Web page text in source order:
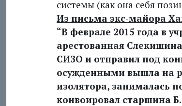
системы (как она себя
Из письма экс-майора
“В феврале 2015 года в
арестованная
СИЗО и отправил под
осужденными вышла на
изолятора, занималась
конвоировал старшина Б.